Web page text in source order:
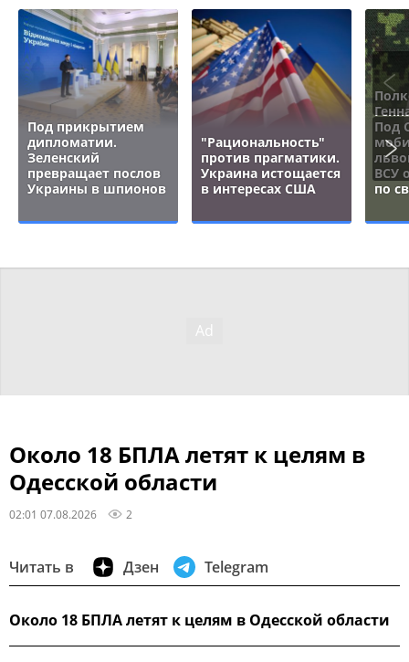
Под прикрытием
дипломатии.
Зеленский
превращает послов
Украины в шпионов
"Рациональность"
против прагматики.
Украина истощается
в интересах США
Под
ВСУ
по
Около 18 БПЛА летят к целям в
Одесской области
02:01 07.08.2026 2
Читать в Дзен Telegram
Около 18 БПЛА летят к целям в Одесской области